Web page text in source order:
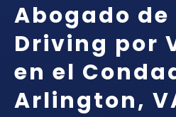
Abogado de
Driving por
en el
Arlington,